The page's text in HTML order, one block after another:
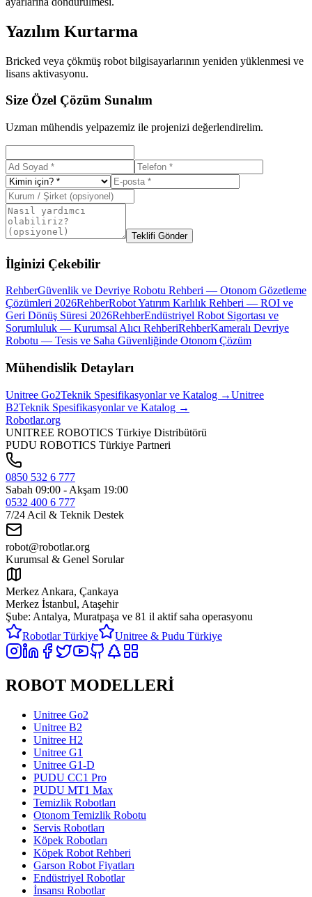
Yazılım Kurtarma
Bricked veya çökmüş robot bilgisayarlarının yeniden yüklenmesi ve
lisans aktivasyonu.
Size Özel Çözüm Sunalım
Uzman mühendis yelpazemiz ile projenizi değerlendirelim.
Teklifi Gönder
İlginizi Çekebilir
RehberGüvenlik ve Devriye Robotu Rehberi — Otonom Gözetleme
Çözümleri 2026RehberRobot Yatırım Karlılık Rehberi — ROI ve
Geri Dönüş Süresi 2026RehberEndüstriyel Robot Sigortası ve
Sorumluluk — Kurumsal Alıcı RehberiRehberKameralı Devriye
Robotu — Tesis ve Saha Güvenliğinde Otonom Çözüm
Mühendislik Detayları
Unitree Go2Teknik Spesifikasyonlar ve Katalog →Unitree
B2Teknik Spesifikasyonlar ve Katalog →
Robotlar.org
UNITREE ROBOTICS Türkiye Distribütörü
PUDU ROBOTICS Türkiye Partneri
0850 532 6 777
Sabah 09:00 - Akşam 19:00
0532 400 6 777
7/24 Acil & Teknik Destek
robot@robotlar.org
Kurumsal & Genel Sorular
Merkez Ankara, Çankaya
Merkez İstanbul, Ataşehir
Şube: Antalya, Muratpaşa ve 81 il aktif saha operasyonu
Robotlar Türkiye
Unitree & Pudu Türkiye
ROBOT MODELLERİ
Unitree Go2
Unitree B2
Unitree H2
Unitree G1
Unitree G1-D
PUDU CC1 Pro
PUDU MT1 Max
Temizlik Robotları
Otonom Temizlik Robotu
Servis Robotları
Köpek Robotları
Köpek Robot Rehberi
Garson Robot Fiyatları
Endüstriyel Robotlar
İnsansı Robotlar